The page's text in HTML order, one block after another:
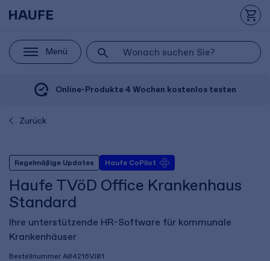
Menü
Online-Produkte 4 Wochen kostenlos testen
Zurück
Regelmäßige Updates Haufe CoPilot
Haufe TVöD Office Krankenhaus
Standard
Ihre unterstützende HR-Software für kommunale
Krankenhäuser
Bestellnummer A04216VJ01